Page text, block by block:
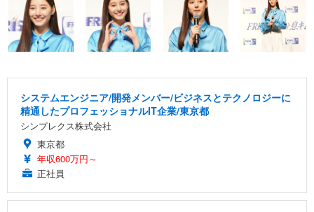
システムエンジニア/開発メンバー/ビジネスとテクノロジーに
精通したプロフェッショナルIT企業/東京都
シンプレクス株式会社
東京都
年収600万円～
正社員